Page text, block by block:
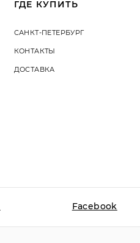
ГДЕ КУПИТЬ
САНКТ-ПЕТЕРБУРГ
КОНТАКТЫ
ДОСТАВКА
Facebook